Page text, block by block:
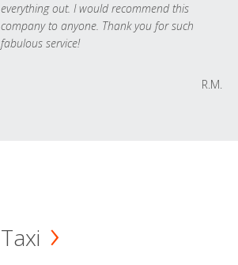
everything out. I would recommend this
company to anyone. Thank you for such
fabulous service!
R.M.
Taxi